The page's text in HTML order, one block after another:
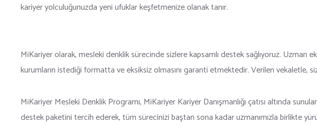
kariyer yolculuğunuzda yeni ufuklar keşfetmenize olanak tanır.
MiKariyer olarak, mesleki denklik sürecinde sizlere kapsamlı destek sağlıyoruz. Uzman
kurumların istediği formatta ve eksiksiz olmasını garanti etmektedir. Verilen vekaletle,
MiKariyer Mesleki Denklik Programı, MiKariyer Kariyer Danışmanlığı çatısı altında
destek paketini tercih ederek, tüm sürecinizi baştan sona kadar uzmanımızla birlikte